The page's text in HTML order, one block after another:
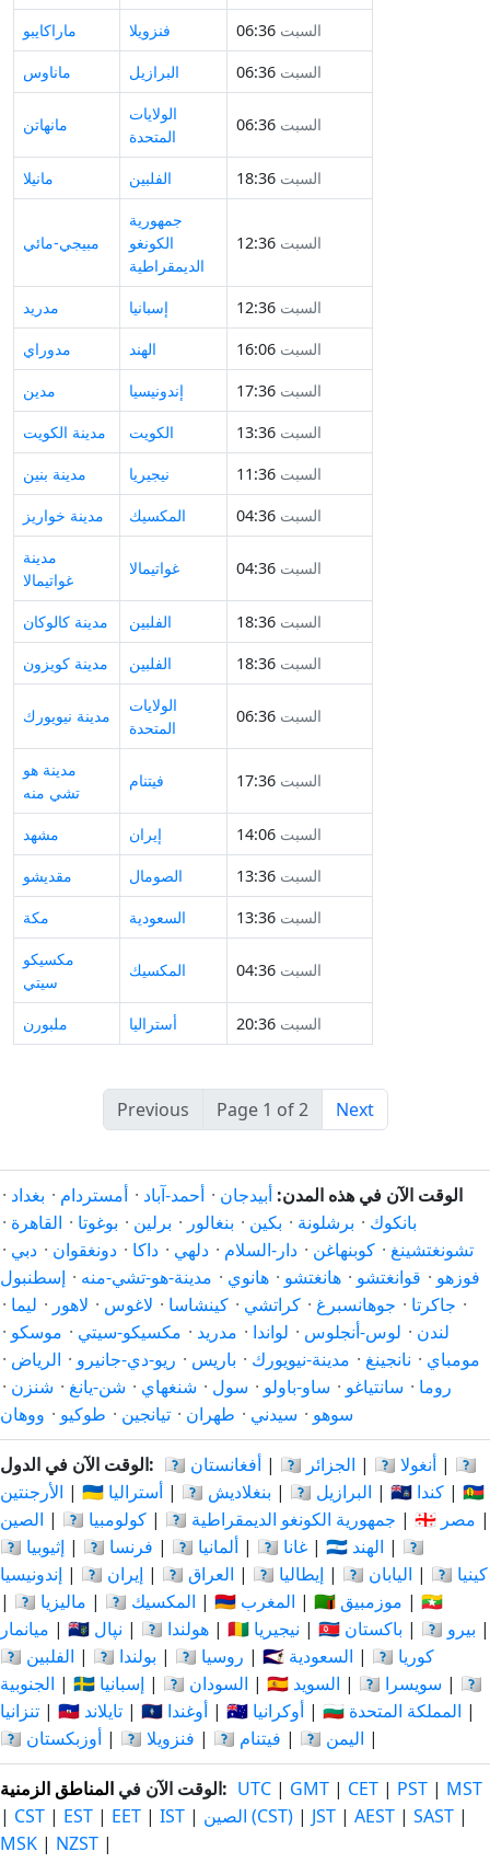
ماراكايبو
فنزويلا السبت 06:36
ماناوس
البرازيل السبت 06:36
مانهاتن
الولايات
المتحدة
السبت 06:36
مانيلا الفلبين السبت 18:36
مبيجي-مائي
جمهورية
الكونغو
الديمقراطية
السبت 12:36
مدريد إسبانيا السبت 12:36
مدوراي
الهند السبت 16:06
مدين
إندونيسيا السبت 17:36
مدينة الكويت
الكويت السبت 13:36
مدينة بنين
نيجيريا السبت 11:36
مدينة خواريز
المكسيك السبت 04:36
مدينة
غواتيمالا
غواتيمالا السبت 04:36
مدينة كالوكان الفلبين السبت 18:36
مدينة كويزون
الفلبين السبت 18:36
مدينة نيويورك
الولايات
المتحدة
السبت 06:36
مدينة هو
تشي منه
فيتنام السبت 17:36
مشهد إيران السبت 14:06
مقديشو
الصومال السبت 13:36
مكة
السعودية السبت 13:36
مكسيكو
سيتي
المكسيك السبت 04:36
ملبورن أستراليا السبت 20:36
Previous Page 1 of 2 Next
الوقت الآن في هذه المدن: أبيدجان · أحمد-آباد · أمستردام · بغداد ·
بانكوك · برشلونة · بكين · بنغالور · برلين · بوغوتا · القاهرة ·
تشونغتشينغ · كوبنهاغن · دار-السلام · دلهي · داكا · دونغقوان · دبي ·
فوزهو · قوانغتشو · هانغتشو · هانوي · مدينة-هو-تشي-منه · إسطنبول
· جاكرتا · جوهانسبرغ · كراتشي · كينشاسا · لاغوس · لاهور · ليما ·
لندن · لوس-أنجلوس · لواندا · مدريد · مكسيكو-سيتي · موسكو ·
مومباي · نانجينغ · مدينة-نيويورك · باريس · ريو-دي-جانيرو · الرياض ·
روما · سانتياغو · ساو-باولو · سول · شنغهاي · شن-يانغ · شنزن ·
سوهو · سيدني · طهران · تيانجين · طوكيو · ووهان
الوقت الآن في الدول: 🇦🇫 أفغانستان | 🇩🇿 الجزائر | 🇦🇴 أنغولا | 🇦🇷
الأرجنتين | 🇦🇺 أستراليا | 🇧🇩 بنغلاديش | 🇧🇷 البرازيل | 🇨🇦 كندا | 🇨🇳
الصين | 🇨🇴 كولومبيا | 🇨🇩 جمهورية الكونغو الديمقراطية | 🇪🇬 مصر |
🇪🇹 إثيوبيا | 🇫🇷 فرنسا | 🇩🇪 ألمانيا | 🇬🇭 غانا | 🇮🇳 الهند | 🇮🇩
إندونيسيا | 🇮🇷 إيران | 🇮🇶 العراق | 🇮🇹 إيطاليا | 🇯🇵 اليابان |
🇰🇪 كينيا
|
🇲🇾 ماليزيا | 🇲🇽 المكسيك | 🇲🇦 المغرب | 🇲🇿 موزمبيق | 🇲🇲
ميانمار | 🇳🇵 نپال | 🇳🇱 هولندا | 🇳🇬 نيجيريا | 🇵🇰 باكستان | 🇵🇪 بيرو |
🇵🇭 الفلبين | 🇵🇱 بولندا | 🇷🇺 روسيا | 🇸🇦 السعودية | 🇰🇷 كوريا
الجنوبية | 🇪🇸 إسبانيا | 🇸🇩 السودان | 🇸🇪 السويد | 🇨🇭 سويسرا | 🇹🇿
تنزانيا | 🇹🇭 تايلاند | 🇺🇬 أوغندا | 🇺🇦 أوكرانيا | 🇬🇧 المملكة المتحدة |
🇺🇿 أوزبكستان | 🇻🇪 فنزويلا | 🇻🇳 فيتنام | 🇾🇪 اليمن |
الوقت الآن في المناطق الزمنية : UTC | GMT | CET | PST | MST
| CST | EST | EET | IST | الصين (CST) | JST | AEST | SAST |
MSK | NZST |